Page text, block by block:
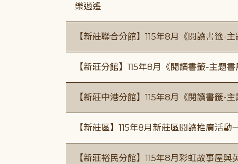
樂逍遙
【新莊聯合分館】115年8月《閱讀書籤-
【新莊分館】115年8月《閱讀書籤-主題
【新莊中港分館】115年8月《閱讀書籤-
【新莊區】115年8月新莊區閱讀推廣活動
【新莊裕民分館】115年8月彩虹故事屋與